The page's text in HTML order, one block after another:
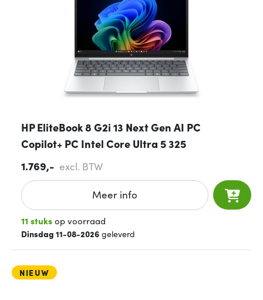
HP EliteBook 8 G2i 13 Next Gen AI PC
Copilot+ PC Intel Core Ultra 5 325
1.769,- excl. BTW
Meer info
11 stuksop voorraad
Dinsdag 11-08-2026 geleverd
NIEUW